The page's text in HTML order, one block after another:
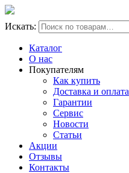
Искать:
Каталог
О нас
Покупателям
Как купить
Доставка и оплата
Гарантии
Сервис
Новости
Статьи
Акции
Отзывы
Контакты